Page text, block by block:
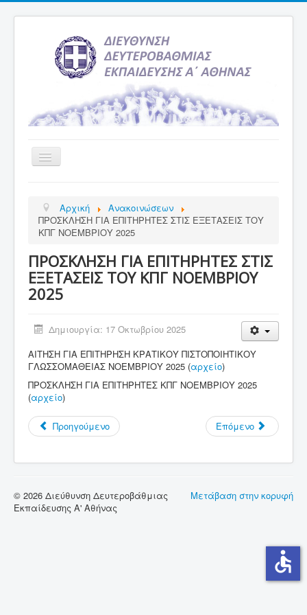
Εναλλαγή
πλοήγησης
Υπηρεσία Ενημέρωσης
Τελευταία νέα
Σχολεία
Εκδρομές
Σύνδεσμοι
Επικοινωνία
Αρχική
Ανακοινώσεων
ΠΡΟΣΚΛΗΣΗ ΓΙΑ ΕΠΙΤΗΡΗΤΕΣ ΣΤΙΣ ΕΞΕΤΑΣΕΙΣ ΤΟΥ
ΚΠΓ ΝΟΕΜΒΡΙΟΥ 2025
ΠΡΟΣΚΛΗΣΗ ΓΙΑ ΕΠΙΤΗΡΗΤΕΣ ΣΤΙΣ
ΕΞΕΤΑΣΕΙΣ ΤΟΥ ΚΠΓ ΝΟΕΜΒΡΙΟΥ
2025
Δημιουργία: 17 Οκτωβρίου 2025
ΑΙΤΗΣΗ ΓΙΑ ΕΠΙΤΗΡΗΣΗ ΚΡΑΤΙΚΟΥ ΠΙΣΤΟΠΟΙΗΤΙΚΟΥ
ΓΛΩΣΣΟΜΑΘΕΙΑΣ ΝΟΕΜΒΡΙΟΥ 2025 (αρχείο)
ΠΡΟΣΚΛΗΣΗ ΓΙΑ ΕΠΙΤΗΡΗΤΕΣ ΚΠΓ ΝΟΕΜΒΡΙΟΥ 2025
(αρχείο)
Προηγούμενο Επόμενο
Μετάβαση στην κορυφή
© 2026 Διεύθυνση Δευτεροβάθμιας
Εκπαίδευσης Α' Αθήνας
accessible